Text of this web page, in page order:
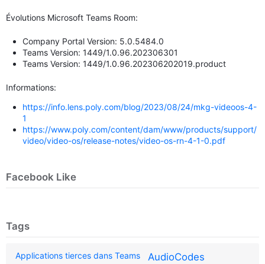
Évolutions Microsoft Teams Room:
Company Portal Version: 5.0.5484.0
Teams Version: 1449/1.0.96.202306301
Teams Version: 1449/1.0.96.202306202019.product
Informations:
https://info.lens.poly.com/blog/2023/08/24/mkg-videoos-4-
1
https://www.poly.com/content/dam/www/products/support/
video/video-os/release-notes/video-os-rn-4-1-0.pdf
Facebook Like
Tags
Applications tierces dans Teams AudioCodes